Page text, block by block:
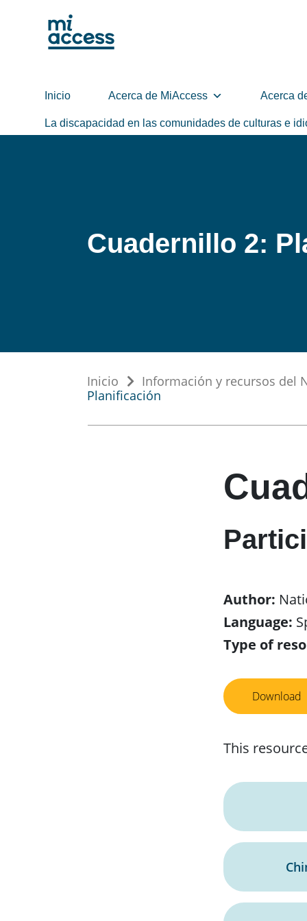
Inicio Acerca de MiAccess Acerca
La discapacidad en las comunidades de culturas e
Cuadernillo 2:
Inicio
Información y recursos del
Planificación
Author:
Language:
Type of
Download
This